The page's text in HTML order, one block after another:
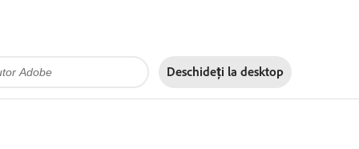
Deschideți la desktop